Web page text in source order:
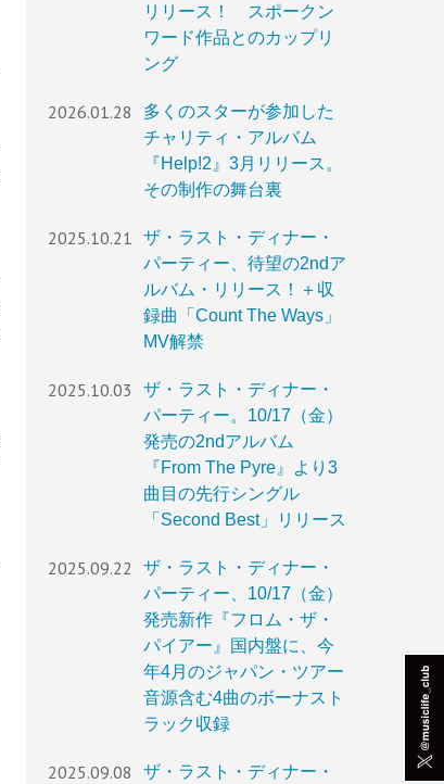
リリース！ スポークン
ワード作品とのカップリ
ング
2026.01.28
多くのスターが参加した
チャリティ・アルバム
『Help!2』3月リリース。
その制作の舞台裏
2025.10.21
ザ・ラスト・ディナー・
パーティー、待望の2ndア
ルバム・リリース！＋収
録曲「Count The Ways」
MV解禁
2025.10.03
ザ・ラスト・ディナー・
パーティー。10/17（金）
発売の2ndアルバム
『From The Pyre』より3
曲目の先行シングル
「Second Best」リリース
2025.09.22
ザ・ラスト・ディナー・
パーティー、10/17（金）
発売新作『フロム・ザ・
パイアー』国内盤に、今
年4月のジャパン・ツアー
音源含む4曲のボーナスト
ラック収録
2025.09.08
ザ・ラスト・ディナー・